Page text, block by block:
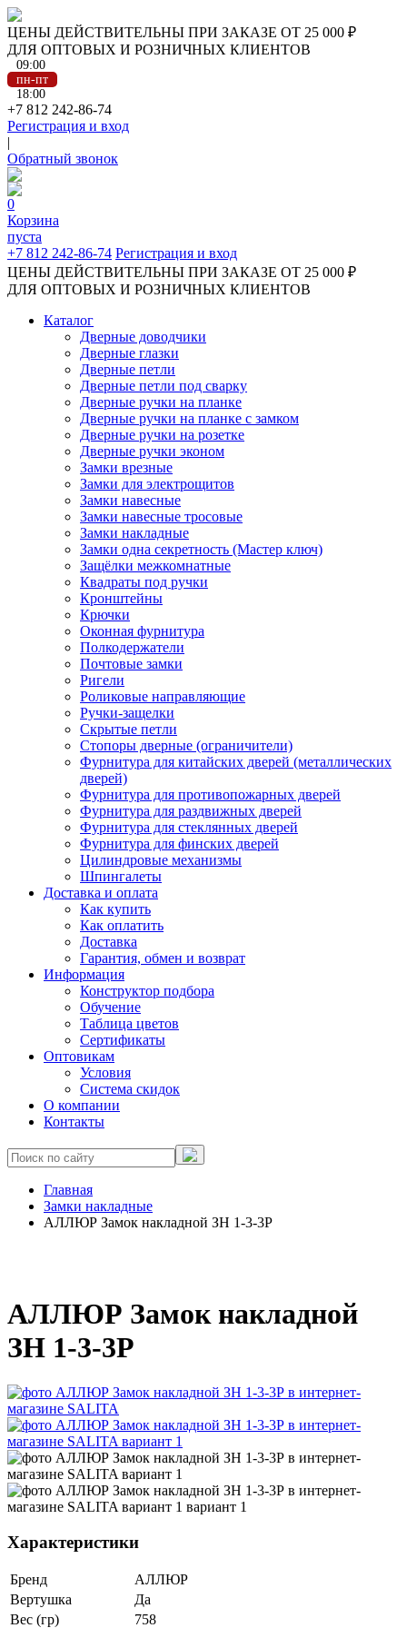
ЦЕНЫ ДЕЙСТВИТЕЛЬНЫ ПРИ ЗАКАЗЕ ОТ 25 000 ₽
ДЛЯ ОПТОВЫХ И РОЗНИЧНЫХ КЛИЕНТОВ
09:00
пн-пт
18:00
+7 812 242-86-74
Регистрация и вход
|
Обратный звонок
0
Корзина
пуста
+7 812 242-86-74 Регистрация и вход
ЦЕНЫ ДЕЙСТВИТЕЛЬНЫ ПРИ ЗАКАЗЕ ОТ 25 000 ₽
ДЛЯ ОПТОВЫХ И РОЗНИЧНЫХ КЛИЕНТОВ
Каталог
Дверные доводчики
Дверные глазки
Дверные петли
Дверные петли под сварку
Дверные ручки на планке
Дверные ручки на планке с замком
Дверные ручки на розетке
Дверные ручки эконом
Замки врезные
Замки для электрощитов
Замки навесные
Замки навесные тросовые
Замки накладные
Замки одна секретность (Мастер ключ)
Защёлки межкомнатные
Квадраты под ручки
Кронштейны
Крючки
Оконная фурнитура
Полкодержатели
Почтовые замки
Ригели
Роликовые направляющие
Ручки-защелки
Скрытые петли
Стопоры дверные (ограничители)
Фурнитура для китайских дверей (металлических
дверей)
Фурнитура для противопожарных дверей
Фурнитура для раздвижных дверей
Фурнитура для стеклянных дверей
Фурнитура для финских дверей
Цилиндровые механизмы
Шпингалеты
Доставка и оплата
Как купить
Как оплатить
Доставка
Гарантия, обмен и возврат
Информация
Конструктор подбора
Обучение
Таблица цветов
Сертификаты
Оптовикам
Условия
Система скидок
О компании
Контакты
Главная
Замки накладные
АЛЛЮР Замок накладной ЗН 1-3-3Р
АЛЛЮР Замок накладной
ЗН 1-3-3Р
Характеристики
Бренд
АЛЛЮР
Вертушка
Да
Вес (гр)
758